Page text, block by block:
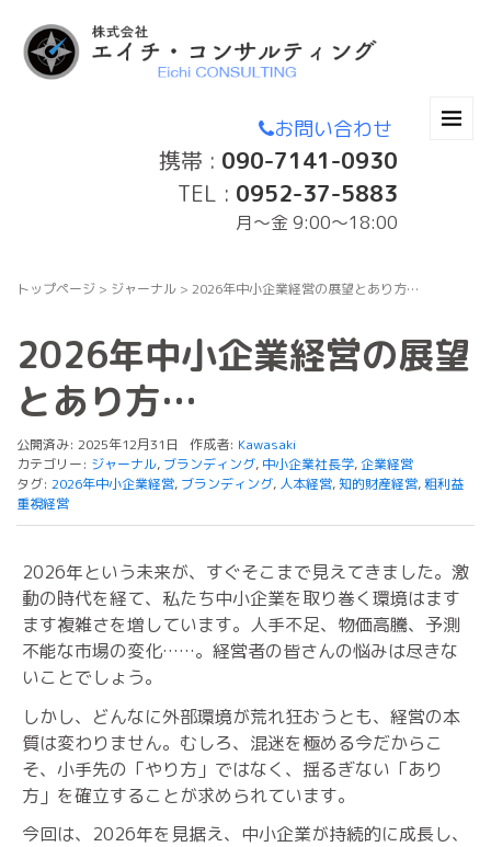
お問い合わせ
携帯 : 090-7141-0930
TEL : 0952-37-5883
月〜金 9:00～18:00
トップページ > ジャーナル > 2026年中小企業経営の展望とあり方…
2026年中小企業経営の展望
とあり方…
公開済み: 2025年12月31日 作成者: Kawasaki
カテゴリー: ジャーナル, ブランディング, 中小企業社長学,企業経営
タグ: 2026年中小企業経営, ブランディング, 人本経営,知的財産経営,粗利益
重視経営
2026年という未来が、すぐそこまで見えてきました。激
動の時代を経て、私たち中小企業を取り巻く環境はます
ます複雑さを増しています。人手不足、物価高騰、予測
不能な市場の変化……。経営者の皆さんの悩みは尽きな
いことでしょう。
しかし、どんなに外部環境が荒れ狂おうとも、経営の本
質は変わりません。むしろ、混迷を極める今だからこ
そ、小手先の「やり方」ではなく、揺るぎない「あり
方」を確立することが求められています。
今回は、2026年を見据え、中小企業が持続的に成長し、